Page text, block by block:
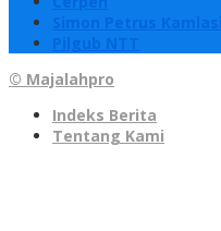
© Majalahpro
Indeks Berita
Tentang Kami